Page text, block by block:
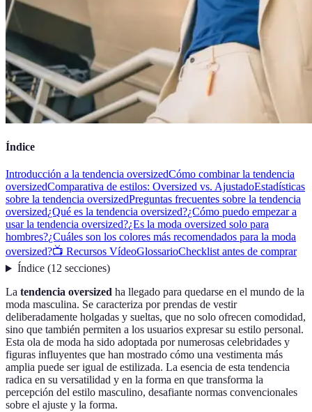
Índice
Introducción a la tendencia oversizedCómo combinar la tendencia
oversizedComparativa de estilos: Oversized vs. AjustadoEstadísticas
sobre la tendencia oversizedPreguntas frecuentes sobre la tendencia
oversized¿Qué es la tendencia oversized?¿Cómo puedo empezar a
usar la tendencia oversized?¿Es la moda oversized solo para
hombres?¿Cuáles son los colores más recomendados para la moda
oversized?📺 Recursos VídeoGlossarioChecklist antes de comprar
Índice(12 secciones)
La tendencia oversized ha llegado para quedarse en el mundo de la
moda masculina. Se caracteriza por prendas de vestir
deliberadamente holgadas y sueltas, que no solo ofrecen comodidad,
sino que también permiten a los usuarios expresar su estilo personal.
Esta ola de moda ha sido adoptada por numerosas celebridades y
figuras influyentes que han mostrado cómo una vestimenta más
amplia puede ser igual de estilizada. La esencia de esta tendencia
radica en su versatilidad y en la forma en que transforma la
percepción del estilo masculino, desafiante normas convencionales
sobre el ajuste y la forma.